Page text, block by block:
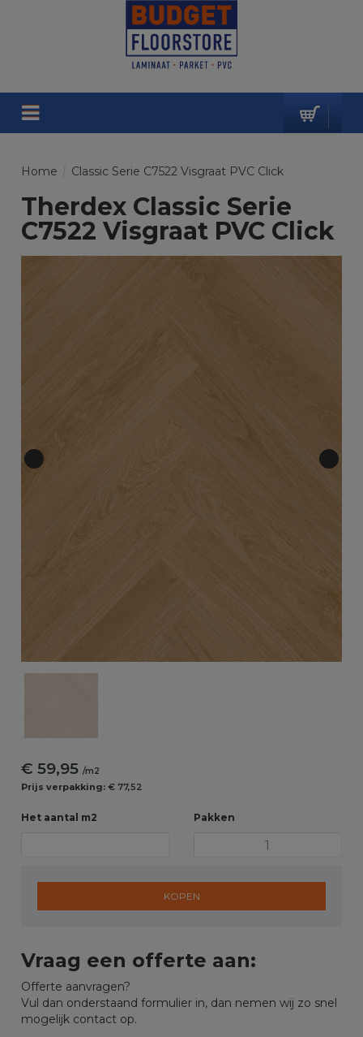
Home Classic Serie C7522 Visgraat PVC Click
Therdex Classic Serie
C7522 Visgraat PVC Click
€ 59,95/m2
Prijs verpakking: € 77,52
Het aantal m2 Pakken
KOPEN
Vraag een offerte aan:
Offerte aanvragen?
Vul dan onderstaand formulier in, dan nemen wij zo snel
mogelijk contact op.